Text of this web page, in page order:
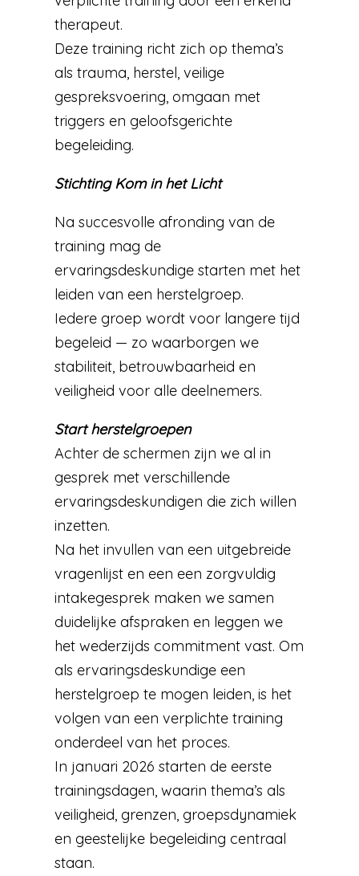
therapeut.
Deze training richt zich op thema’s
als trauma, herstel, veilige
gespreksvoering, omgaan met
triggers en geloofsgerichte
begeleiding.
Stichting Kom in het Licht
Na succesvolle afronding van de
training mag de
ervaringsdeskundige starten met het
leiden van een herstelgroep.
Iedere groep wordt voor langere tijd
begeleid — zo waarborgen we
stabiliteit, betrouwbaarheid en
veiligheid voor alle deelnemers.
Start herstelgroepen
Achter de schermen zijn we al in
gesprek met verschillende
ervaringsdeskundigen die zich willen
inzetten.
Na het invullen van een uitgebreide
vragenlijst en een een zorgvuldig
intakegesprek maken we samen
duidelijke afspraken en leggen we
het wederzijds commitment vast. Om
als ervaringsdeskundige een
herstelgroep te mogen leiden, is het
volgen van een verplichte training
onderdeel van het proces.
In januari 2026 starten de eerste
trainingsdagen, waarin thema’s als
veiligheid, grenzen, groepsdynamiek
en geestelijke begeleiding centraal
staan.